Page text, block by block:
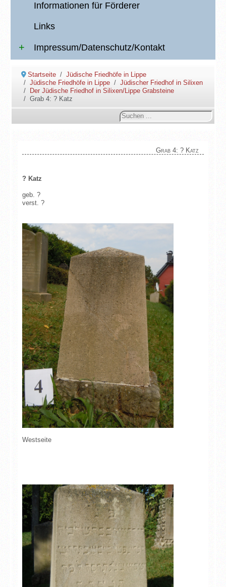
Informationen für Förderer
Links
Impressum/Datenschutz/Kontakt
Startseite
Jüdische Friedhöfe in Lippe
Jüdische Friedhöfe in Lippe
Jüdischer Friedhof in Silixen
Der Jüdische Friedhof in Silixen/Lippe Grabsteine
Grab 4: ? Katz
Suchen
...
Grab 4: ? Katz
? Katz
geb. ?
verst. ?
Westseite